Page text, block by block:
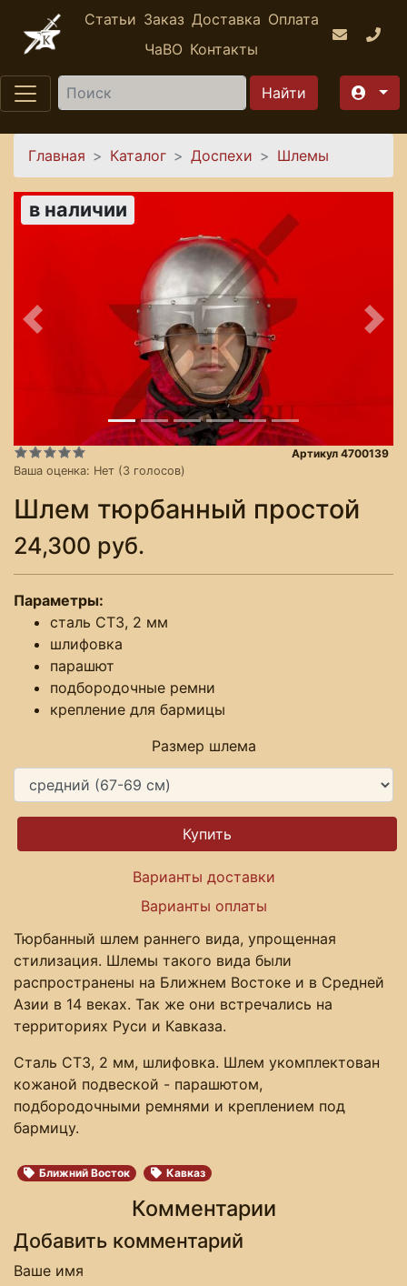
Перейти к основному содержанию
Статьи Заказ Доставка Оплата
ЧаВО Контакты
Найти
Вы здесь
Главная Каталог Доспехи Шлемы
в наличии
Предыдущее
Ваша оценка: Нет (3 голосов)
Артикул 4700139
Шлем тюрбанный простой
24,300 руб.
Параметры:
сталь СТ3, 2 мм
шлифовка
парашют
подбородочные ремни
крепление для бармицы
Размер шлема
Варианты доставки
Варианты оплаты
Тюрбанный шлем раннего вида, упрощенная
стилизация. Шлемы такого вида были
распространены на Ближнем Востоке и в Средней
Азии в 14 веках. Так же они встречались на
территориях Руси и Кавказа.
Сталь СТ3, 2 мм, шлифовка. Шлем укомплектован
кожаной подвеской - парашютом,
подбородочными ремнями и креплением под
бармицу.
Ближний Восток Кавказ
Комментарии
Добавить комментарий
Ваше имя